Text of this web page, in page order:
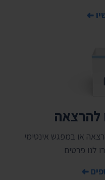
להרצאה
או במפגש אינטימי
לנו פרטים